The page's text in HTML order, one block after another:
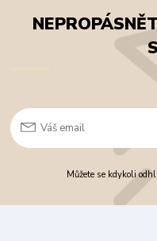
Můžete se kdykoli